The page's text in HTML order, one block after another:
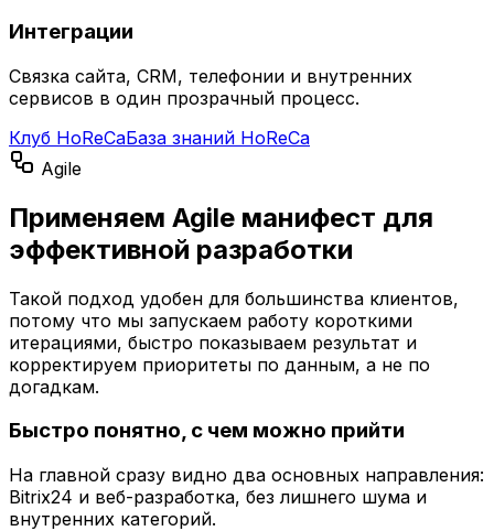
Интеграции
Связка сайта, CRM, телефонии и внутренних
сервисов в один прозрачный процесс.
Клуб HoReCaБаза знаний HoReCa
Agile
Применяем Agile манифест для
эффективной разработки
Такой подход удобен для большинства клиентов,
потому что мы запускаем работу короткими
итерациями, быстро показываем результат и
корректируем приоритеты по данным, а не по
догадкам.
Быстро понятно, с чем можно прийти
На главной сразу видно два основных направления:
Bitrix24 и веб-разработка, без лишнего шума и
внутренних категорий.